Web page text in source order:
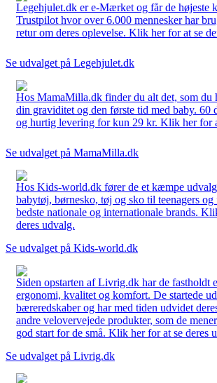
Legehjulet.dk er e-Mærket og får de højeste
Trustpilot hvor over 6.000 mennesker har
retur om deres oplevelse. Klik her for at se
Se udvalget på Legehjulet.dk
Hos MamaMilla.dk finder du alt det, som du
din graviditet og den første tid med baby. 60
og hurtig levering for kun 29 kr. Klik her for
Se udvalget på MamaMilla.dk
Hos Kids-world.dk fører de et kæmpe
babytøj, børnesko, tøj og sko til teenagers og
bedste nationale og internationale brands.
deres udvalg.
Se udvalget på Kids-world.dk
Siden opstarten af Livrig.dk har de fastholdt
ergonomi, kvalitet og komfort. De startede
bæreredskaber og har med tiden udvidet
andre velovervejede produkter, som de
god start for de små. Klik her for at se deres
Se udvalget på Livrig.dk